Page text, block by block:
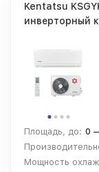
Kentatsu
инверторный
Площадь, до: 0
Мощность